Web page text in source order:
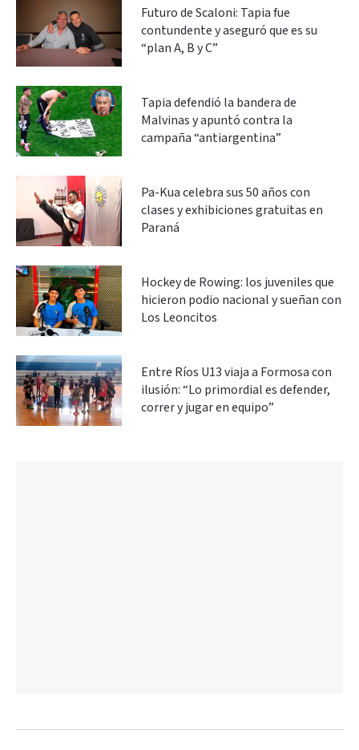
Futuro de Scaloni: Tapia fue
contundente y aseguró que es su
“plan A, B y C”
Tapia defendió la bandera de
Malvinas y apuntó contra la
campaña “antiargentina”
Pa-Kua celebra sus 50 años con
clases y exhibiciones gratuitas en
Paraná
Hockey de Rowing: los juveniles que
hicieron podio nacional y sueñan con
Los Leoncitos
Entre Ríos U13 viaja a Formosa con
ilusión: “Lo primordial es defender,
correr y jugar en equipo”